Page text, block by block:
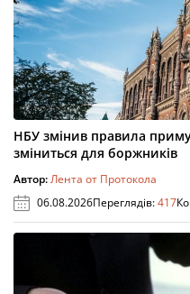
НБУ змінив правила
зміниться для боржників
Автор:Лента от Протокола
06.08.2026Переглядів:417